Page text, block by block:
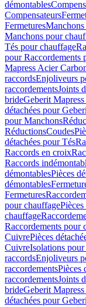
démontables
Compensateurs
Fermetures
Manchons pour
Tés pour chauffage
pour Raccordements
Mapress Acier
raccordsEnjoliveurs
raccordementsJoints
brideGeberit
détachées pour
pour Manchons
RéductionsCoudes
détachées pour Tés
Raccords en croix
Raccords
démontablesPièces
démontables
Fermetures
pour chauffage
chauffage
Raccordements pour
CuivrePièces
CuivreIsolations pour
raccordsEnjoliveurs
raccordementsPièces
raccordementsJoints
brideGeberit
détachées pour